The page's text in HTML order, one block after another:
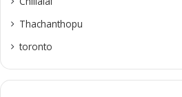
Thachanthopu
toronto